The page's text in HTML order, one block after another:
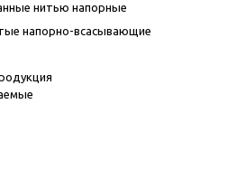
нитью напорные
напорно-всасывающие